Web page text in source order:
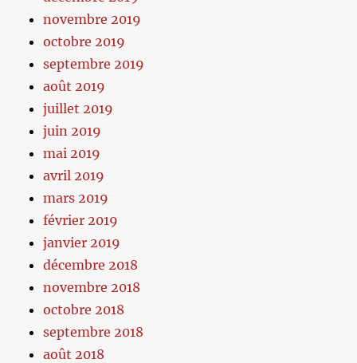
novembre 2019
octobre 2019
septembre 2019
août 2019
juillet 2019
juin 2019
mai 2019
avril 2019
mars 2019
février 2019
janvier 2019
décembre 2018
novembre 2018
octobre 2018
septembre 2018
août 2018